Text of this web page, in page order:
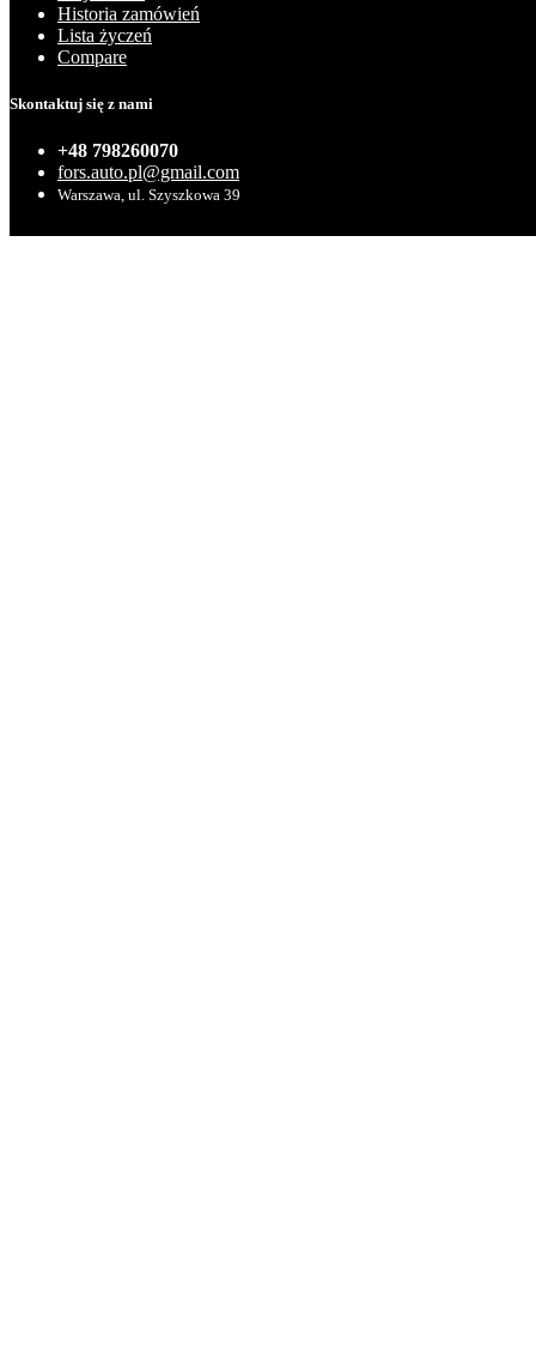
Historia zamówień
Lista życzeń
Compare
Skontaktuj się z nami
+48 798260070
fors.auto.pl@gmail.com
Warszawa, ul. Szyszkowa 39